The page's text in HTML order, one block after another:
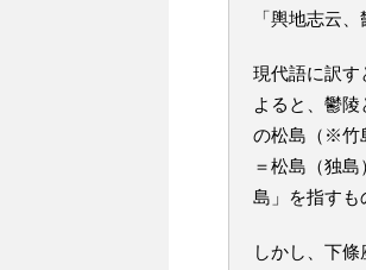
「輿地志云
現代語に訳
よると、鬱
の松島（※竹
＝松島（独
島」を指すも
しかし、下